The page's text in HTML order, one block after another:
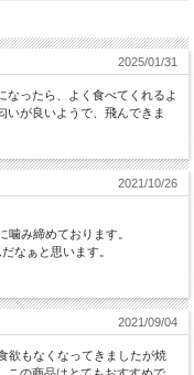
、脂質は少ないため健康
（エイコサペンタエン
キサエン酸）を多く含んで
、肝機能を高めるタウリ
合い肉に含まれるビタミ
ルシウム、カリウム、亜鉛
です。
2025/01/31
なったら、よく食べてくれるよ
いが良いようで、飛んできま
2021/10/26
噛み締めております。
なぁと思います。
2021/09/04
欲もなくなってきましたが焼